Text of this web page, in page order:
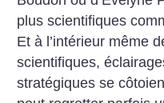
plus scientifiques
Et à l’intérieur même
scientifiques,
stratégiques se